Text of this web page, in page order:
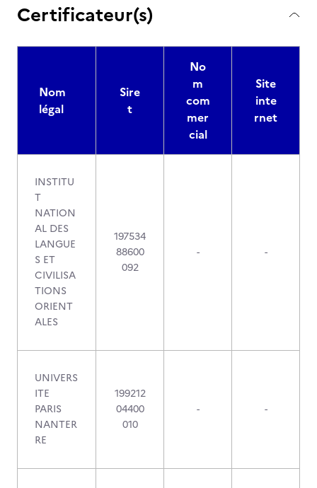
Certificateur(s)
Nom
légal
Sire
t
No
m
com
mer
cial
Site
inte
rnet
INSTITU
T
NATION
AL DES
LANGUE
S ET
CIVILISA
TIONS
ORIENT
ALES
197534
88600
092
- -
UNIVERS
ITE
PARIS
NANTER
RE
199212
04400
010
- -